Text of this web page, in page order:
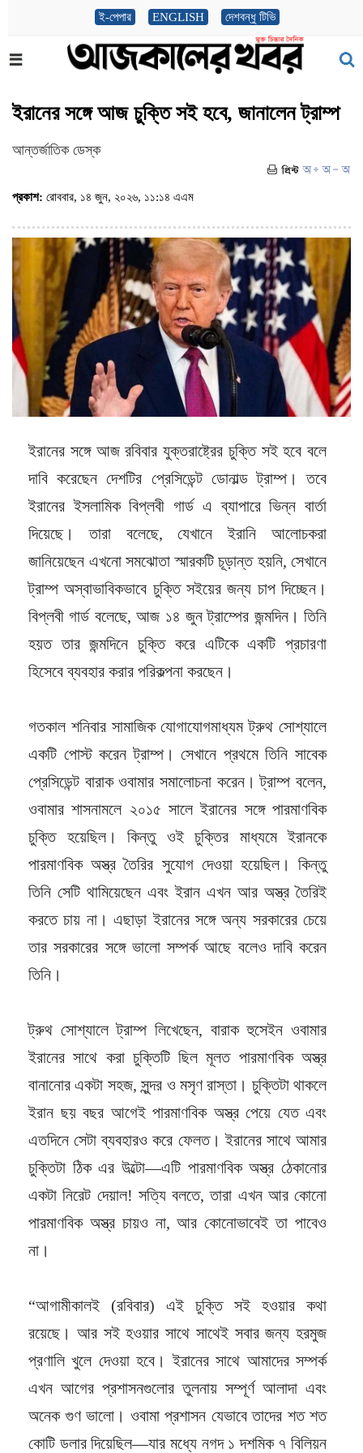
ই-পেপার ENGLISH দেশবন্ধু টিভি
ইরানের সঙ্গে আজ চুক্তি সই হবে, জানালেন ট্রাম্প
আন্তর্জাতিক ডেস্ক
প্রকাশ: রোববার, ১৪ জুন, ২০২৬, ১১:১৪ এএম
ইরানের সঙ্গে আজ রবিবার যুক্তরাষ্ট্রের চুক্তি সই হবে বলে
দাবি করেছেন দেশটির প্রেসিডেন্ট ডোনাল্ড ট্রাম্প। তবে
ইরানের ইসলামিক বিপ্লবী গার্ড এ ব্যাপারে ভিন্ন বার্তা
দিয়েছে। তারা বলেছে, যেখানে ইরানি আলোচকরা
জানিয়েছেন এখনো সমঝোতা স্মারকটি চূড়ান্ত হয়নি, সেখানে
ট্রাম্প অস্বাভাবিকভাবে চুক্তি সইয়ের জন্য চাপ দিচ্ছেন।
বিপ্লবী গার্ড বলেছে, আজ ১৪ জুন ট্রাম্পের জন্মদিন। তিনি
হয়ত তার জন্মদিনে চুক্তি করে এটিকে একটি প্রচারণা
হিসেবে ব্যবহার করার পরিকল্পনা করছেন।
গতকাল শনিবার সামাজিক যোগাযোগমাধ্যম ট্রুথ সোশ্যালে
একটি পোস্ট করেন ট্রাম্প। সেখানে প্রথমে তিনি সাবেক
প্রেসিডেন্ট বারাক ওবামার সমালোচনা করেন। ট্রাম্প বলেন,
ওবামার শাসনামলে ২০১৫ সালে ইরানের সঙ্গে পারমাণবিক
চুক্তি হয়েছিল। কিন্তু ওই চুক্তির মাধ্যমে ইরানকে
পারমাণবিক অস্ত্র তৈরির সুযোগ দেওয়া হয়েছিল। কিন্তু
তিনি সেটি থামিয়েছেন এবং ইরান এখন আর অস্ত্র তৈরিই
করতে চায় না। এছাড়া ইরানের সঙ্গে অন্য সরকারের চেয়ে
তার সরকারের সঙ্গে ভালো সম্পর্ক আছে বলেও দাবি করেন
তিনি।
ট্রুথ সোশ্যালে ট্রাম্প লিখেছেন, বারাক হুসেইন ওবামার
ইরানের সাথে করা চুক্তিটি ছিল মূলত পারমাণবিক অস্ত্র
বানানোর একটা সহজ, সুন্দর ও মসৃণ রাস্তা। চুক্তিটা থাকলে
ইরান ছয় বছর আগেই পারমাণবিক অস্ত্র পেয়ে যেত এবং
এতদিনে সেটা ব্যবহারও করে ফেলত। ইরানের সাথে আমার
চুক্তিটা ঠিক এর উল্টো—এটি পারমাণবিক অস্ত্র ঠেকানোর
একটা নিরেট দেয়াল! সত্যি বলতে, তারা এখন আর কোনো
পারমাণবিক অস্ত্র চায়ও না, আর কোনোভাবেই তা পাবেও
না।
“আগামীকালই (রবিবার) এই চুক্তি সই হওয়ার কথা
রয়েছে। আর সই হওয়ার সাথে সাথেই সবার জন্য হরমুজ
প্রণালি খুলে দেওয়া হবে। ইরানের সাথে আমাদের সম্পর্ক
এখন আগের প্রশাসনগুলোর তুলনায় সম্পূর্ণ আলাদা এবং
অনেক গুণ ভালো। ওবামা প্রশাসন যেভাবে তাদের শত শত
কোটি ডলার দিয়েছিল—যার মধ্যে নগদ ১ দশমিক ৭ বিলিয়ন